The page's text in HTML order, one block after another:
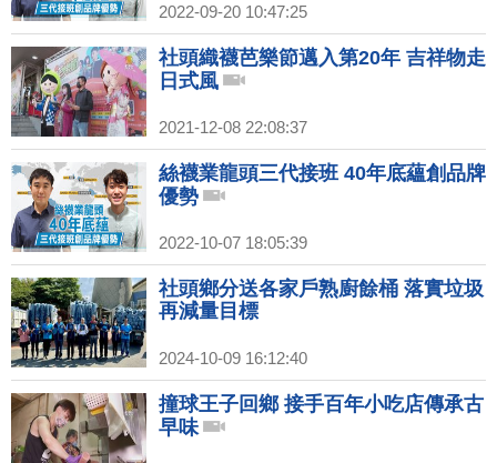
2022-09-20 10:47:25
社頭織襪芭樂節邁入第20年 吉祥物走
日式風
2021-12-08 22:08:37
絲襪業龍頭三代接班 40年底蘊創品牌
優勢
2022-10-07 18:05:39
社頭鄉分送各家戶熟廚餘桶 落實垃圾
再減量目標
2024-10-09 16:12:40
撞球王子回鄉 接手百年小吃店傳承古
早味